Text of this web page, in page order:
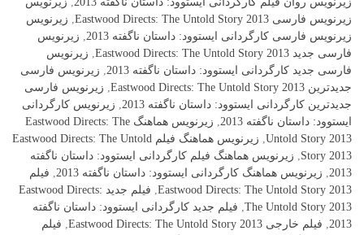
زیرنویس فارسی Eastwood Directs: The Untold Story 2013
, زیرنویس
زیرنویس فارسی کارگردانی ایستوود: داستان ناگفته 2013
, زیرنویس
فارسی جدید Eastwood Directs: The Untold Story 2013
, زیرنویس
فارسی جدید کارگردانی ایستوود: داستان ناگفته 2013
, زیرنویس فارسی
جدیدترین Eastwood Directs: The Untold Story 2013
, زیرنویس فارسی
جدیدترین کارگردانی ایستوود: داستان ناگفته 2013
, زیرنویس کارگردانی
ایستوود: داستان ناگفته 2013
,
زیرنویس هماهنگ Eastwood Directs: The
Untold Story 2013
,
زیرنویس هماهنگ فیلم Eastwood Directs: The Untold
Story 2013
, زیرنویس هماهنگ فیلم کارگردانی ایستوود: داستان ناگفته
2013
, زیرنویس هماهنگ کارگردانی ایستوود: داستان ناگفته 2013 , فیلم
Eastwood Directs: The Untold Story 2013
,
فیلم جدید Eastwood Directs:
The Untold Story 2013
, فیلم جدید کارگردانی ایستوود: داستان ناگفته
2013
, فیلم خارجی Eastwood Directs: The Untold Story 2013 , فیلم